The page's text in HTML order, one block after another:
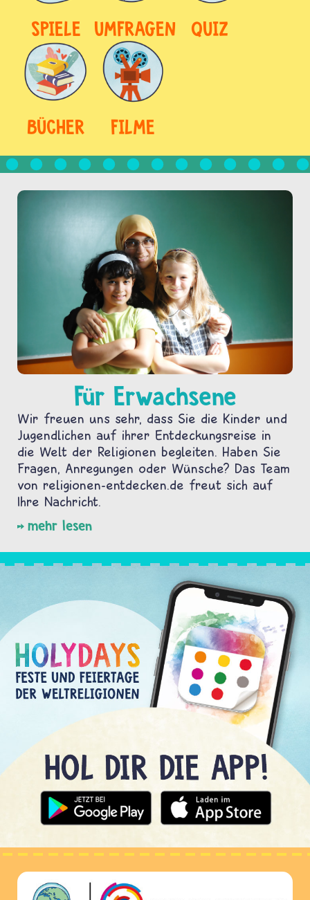
SPIELE UMFRAGEN QUIZ
BÜCHER FILME
Für Erwachsene
Wir freuen uns sehr, dass Sie die Kinder und
Jugendlichen auf ihrer Entdeckungsreise in
die Welt der Religionen begleiten. Haben Sie
Fragen, Anregungen oder Wünsche? Das Team
von religionen-entdecken.de freut sich auf
Ihre Nachricht.
mehr lesen